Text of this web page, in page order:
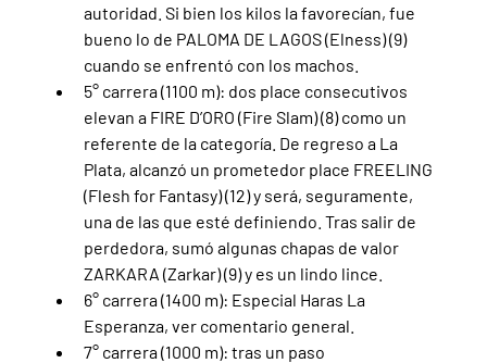
autoridad. Si bien los kilos la favorecían, fue
bueno lo de PALOMA DE LAGOS (Elness) (9)
cuando se enfrentó con los machos.
5° carrera (1100 m): dos place consecutivos
elevan a FIRE D’ORO (Fire Slam) (8) como un
referente de la categoría. De regreso a La
Plata, alcanzó un prometedor place FREELING
(Flesh for Fantasy) (12) y será, seguramente,
una de las que esté definiendo. Tras salir de
perdedora, sumó algunas chapas de valor
ZARKARA (Zarkar) (9) y es un lindo lince.
6° carrera (1400 m): Especial Haras La
Esperanza, ver comentario general.
7° carrera (1000 m): tras un paso